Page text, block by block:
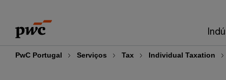
content
footer
PwC Portugal Serviços Tax Individual Taxation